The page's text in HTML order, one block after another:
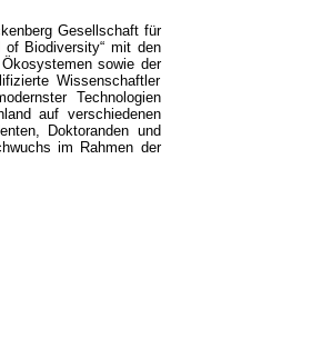
Gesellschaft für
of Biodiversity“ mit den
sowie der
Wissenschaftler
Technologien
auf verschiedenen
Doktoranden und
im Rahmen der